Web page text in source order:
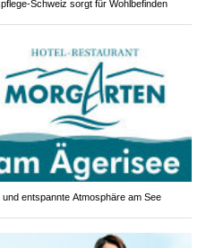
Schweiz sorgt für Wohlbefinden
entspannte Atmosphäre am See